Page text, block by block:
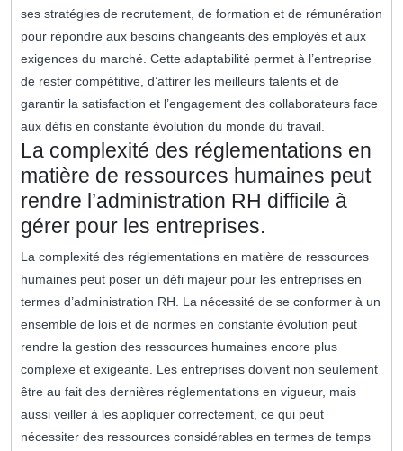
ses stratégies de recrutement, de formation et de rémunération
pour répondre aux besoins changeants des employés et aux
exigences du marché. Cette adaptabilité permet à l’entreprise
de rester compétitive, d’attirer les meilleurs talents et de
garantir la satisfaction et l’engagement des collaborateurs face
aux défis en constante évolution du monde du travail.
La complexité des réglementations en
matière de ressources humaines peut
rendre l’administration RH difficile à
gérer pour les entreprises.
La complexité des réglementations en matière de ressources
humaines peut poser un défi majeur pour les entreprises en
termes d’administration RH. La nécessité de se conformer à un
ensemble de lois et de normes en constante évolution peut
rendre la gestion des ressources humaines encore plus
complexe et exigeante. Les entreprises doivent non seulement
être au fait des dernières réglementations en vigueur, mais
aussi veiller à les appliquer correctement, ce qui peut
nécessiter des ressources considérables en termes de temps